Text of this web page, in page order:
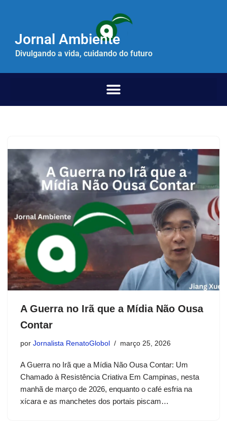
paraJornal Ambiente
Divulgando a vida, cuidando do futuro
A Guerra no Irã que a Mídia Não Ousa
Contar
por Jornalista RenatoGlobol março 25, 2026
A Guerra no Irã que a Mídia Não Ousa Contar: Um
Chamado à Resistência Criativa Em Campinas, nesta
manhã de março de 2026, enquanto o café esfria na
xícara e as manchetes dos portais piscam…